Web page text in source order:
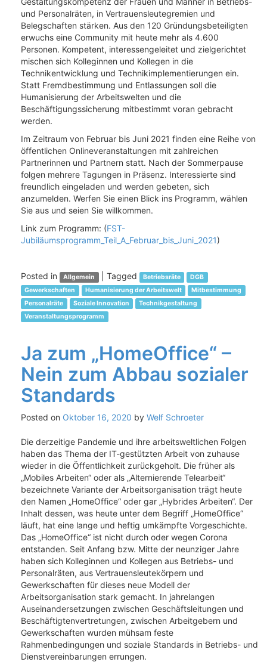
und Personalräten, in Vertrauensleutegremien und
Belegschaften stärken. Aus den 120 Gründungsbeteiligten
erwuchs eine Community mit heute mehr als 4.600
Personen. Kompetent, interessengeleitet und zielgerichtet
mischen sich Kolleginnen und Kollegen in die
Technikentwicklung und Technikimplementierungen ein.
Statt Fremdbestimmung und Entlassungen soll die
Humanisierung der Arbeitswelten und die
Beschäftigungssicherung mitbestimmt voran gebracht
werden.
Im Zeitraum von Februar bis Juni 2021 finden eine Reihe von
öffentlichen Onlineveranstaltungen mit zahlreichen
Partnerinnen und Partnern statt. Nach der Sommerpause
folgen mehrere Tagungen in Präsenz. Interessierte sind
freundlich eingeladen und werden gebeten, sich
anzumelden. Werfen Sie einen Blick ins Programm, wählen
Sie aus und seien Sie willkommen.
Link zum Programm: (FST-
Jubiläumsprogramm_Teil_A_Februar_bis_Juni_2021)
Posted in Allgemein Tagged Betriebsräte
DGB
Gewerkschaften
Humanisierung der Arbeitswelt
Mitbestimmung
Personalräte
Soziale Innovation
Technikgestaltung
Veranstaltungsprogramm
Ja zum „HomeOffice“ –
Nein zum Abbau sozialer
Standards
Posted on Oktober 16, 2020 by Welf Schroeter
Die derzeitige Pandemie und ihre arbeitsweltlichen Folgen
haben das Thema der IT-gestützten Arbeit von zuhause
wieder in die Öffentlichkeit zurückgeholt. Die früher als
„Mobiles Arbeiten“ oder als „Alternierende Telearbeit“
bezeichnete Variante der Arbeitsorganisation trägt heute
den Namen „HomeOffice“ oder gar „Hybrides Arbeiten“. Der
Inhalt dessen, was heute unter dem Begriff „HomeOffice“
läuft, hat eine lange und heftig umkämpfte Vorgeschichte.
Das „HomeOffice“ ist nicht durch oder wegen Corona
entstanden. Seit Anfang bzw. Mitte der neunziger Jahre
haben sich Kolleginnen und Kollegen aus Betriebs- und
Personalräten, aus Vertrauensleutekörpern und
Gewerkschaften für dieses neue Modell der
Arbeitsorganisation stark gemacht. In jahrelangen
Auseinandersetzungen zwischen Geschäftsleitungen und
Beschäftigtenvertretungen, zwischen Arbeitgebern und
Gewerkschaften wurden mühsam feste
Rahmenbedingungen und soziale Standards in Betriebs- und
Dienstvereinbarungen errungen.